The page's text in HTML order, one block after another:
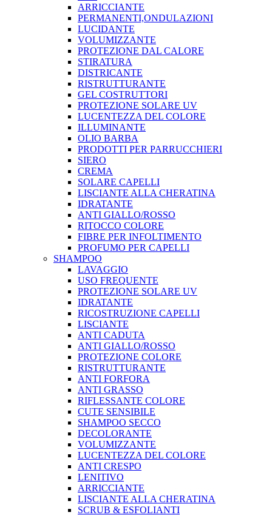
ARRICCIANTE
PERMANENTI,ONDULAZIONI
LUCIDANTE
VOLUMIZZANTE
PROTEZIONE DAL CALORE
STIRATURA
DISTRICANTE
RISTRUTTURANTE
GEL COSTRUTTORI
PROTEZIONE SOLARE UV
LUCENTEZZA DEL COLORE
ILLUMINANTE
OLIO BARBA
PRODOTTI PER PARRUCCHIERI
SIERO
CREMA
SOLARE CAPELLI
LISCIANTE ALLA CHERATINA
IDRATANTE
ANTI GIALLO/ROSSO
RITOCCO COLORE
FIBRE PER INFOLTIMENTO
PROFUMO PER CAPELLI
SHAMPOO
LAVAGGIO
USO FREQUENTE
PROTEZIONE SOLARE UV
IDRATANTE
RICOSTRUZIONE CAPELLI
LISCIANTE
ANTI CADUTA
ANTI GIALLO/ROSSO
PROTEZIONE COLORE
RISTRUTTURANTE
ANTI FORFORA
ANTI GRASSO
RIFLESSANTE COLORE
CUTE SENSIBILE
SHAMPOO SECCO
DECOLORANTE
VOLUMIZZANTE
LUCENTEZZA DEL COLORE
ANTI CRESPO
LENITIVO
ARRICCIANTE
LISCIANTE ALLA CHERATINA
SCRUB & ESFOLIANTI